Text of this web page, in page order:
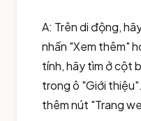
A: Trên di động,
nhấn "Xem thêm"
tính, hãy tìm ở cột
trong ô "Giới
thêm nút "Trang